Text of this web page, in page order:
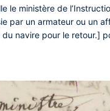
le ministère de
par un armateur ou un
navire pour le retour.]